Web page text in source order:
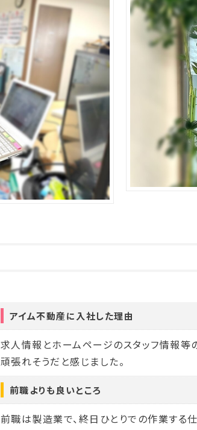
アイム不動産に入社した理由
求人情報とホームページのスタッフ情報等
頑張れそうだと感じました。
前職よりも良いところ
前職は製造業で、終日ひとりでの作業する